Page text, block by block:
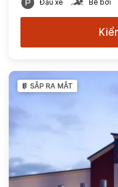
Đậu xe Bể bơi
SẮP RA MẮT